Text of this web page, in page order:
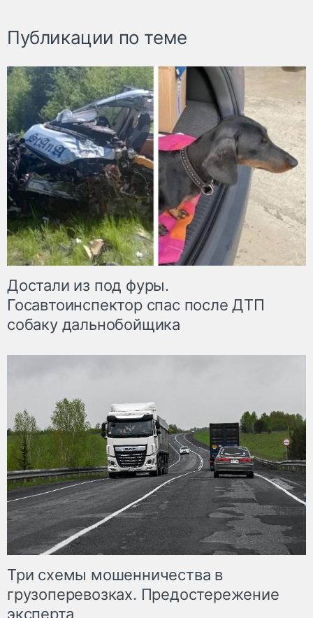
Публикации по теме
Достали из под фуры.
Госавтоинспектор спас после ДТП
собаку дальнобойщика
Три схемы мошенничества в
грузоперевозках. Предостережение
эксперта